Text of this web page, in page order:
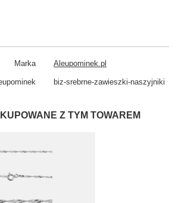
Marka Aleupominek.pl
biz-srebrne-zawieszki-naszyjniki
Z TYM TOWAREM